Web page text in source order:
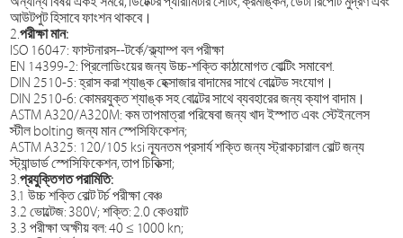
আউটপুট হিসাবে ফাংশন থাকবে।
2.পরীক্ষা মান:
ISO 16047: ফাস্টনারস--টর্কে/ক্ল্যাম্প বল পরীক্ষা
EN 14399-2: প্রিলোডিংয়ের জন্য উচ্চ-শক্তি কাঠামোগত বোল্টিং সমাবেশ.
DIN 2510-5: হ্রাস করা শ্যাঙ্ক হেক্সাজার বাদামের সাথে বোল্টেড সংযোগ।
DIN 2510-6: কোমরযুক্ত শ্যাঙ্ক সহ বোল্টের সাথে ব্যবহারের জন্য ক্যাপ বাদাম।
ASTM A320/A320M: কম তাপমাত্রা পরিষেবা জন্য খাদ ইস্পাত এবং স্টেইনলেস
স্টীল bolting জন্য মান স্পেসিফিকেশন;
ASTM A325: 120/105 ksi ন্যূনতম প্রসার্য শক্তি জন্য স্ট্রাকচারাল বোল্ট জন্য
স্ট্যান্ডার্ড স্পেসিফিকেশন, তাপ চিকিত্সা;
3.প্রযুক্তিগত পরামিতি:
3.1 উচ্চ শক্তি বোল্ট টর্চ পরীক্ষা বেঞ্চ
3.2 ভোল্টেজ: 380V; শক্তি: 2.0 কেওয়াট
3.3 পরীক্ষা অক্ষীয় বল: 40 ≤ 1000 kn;